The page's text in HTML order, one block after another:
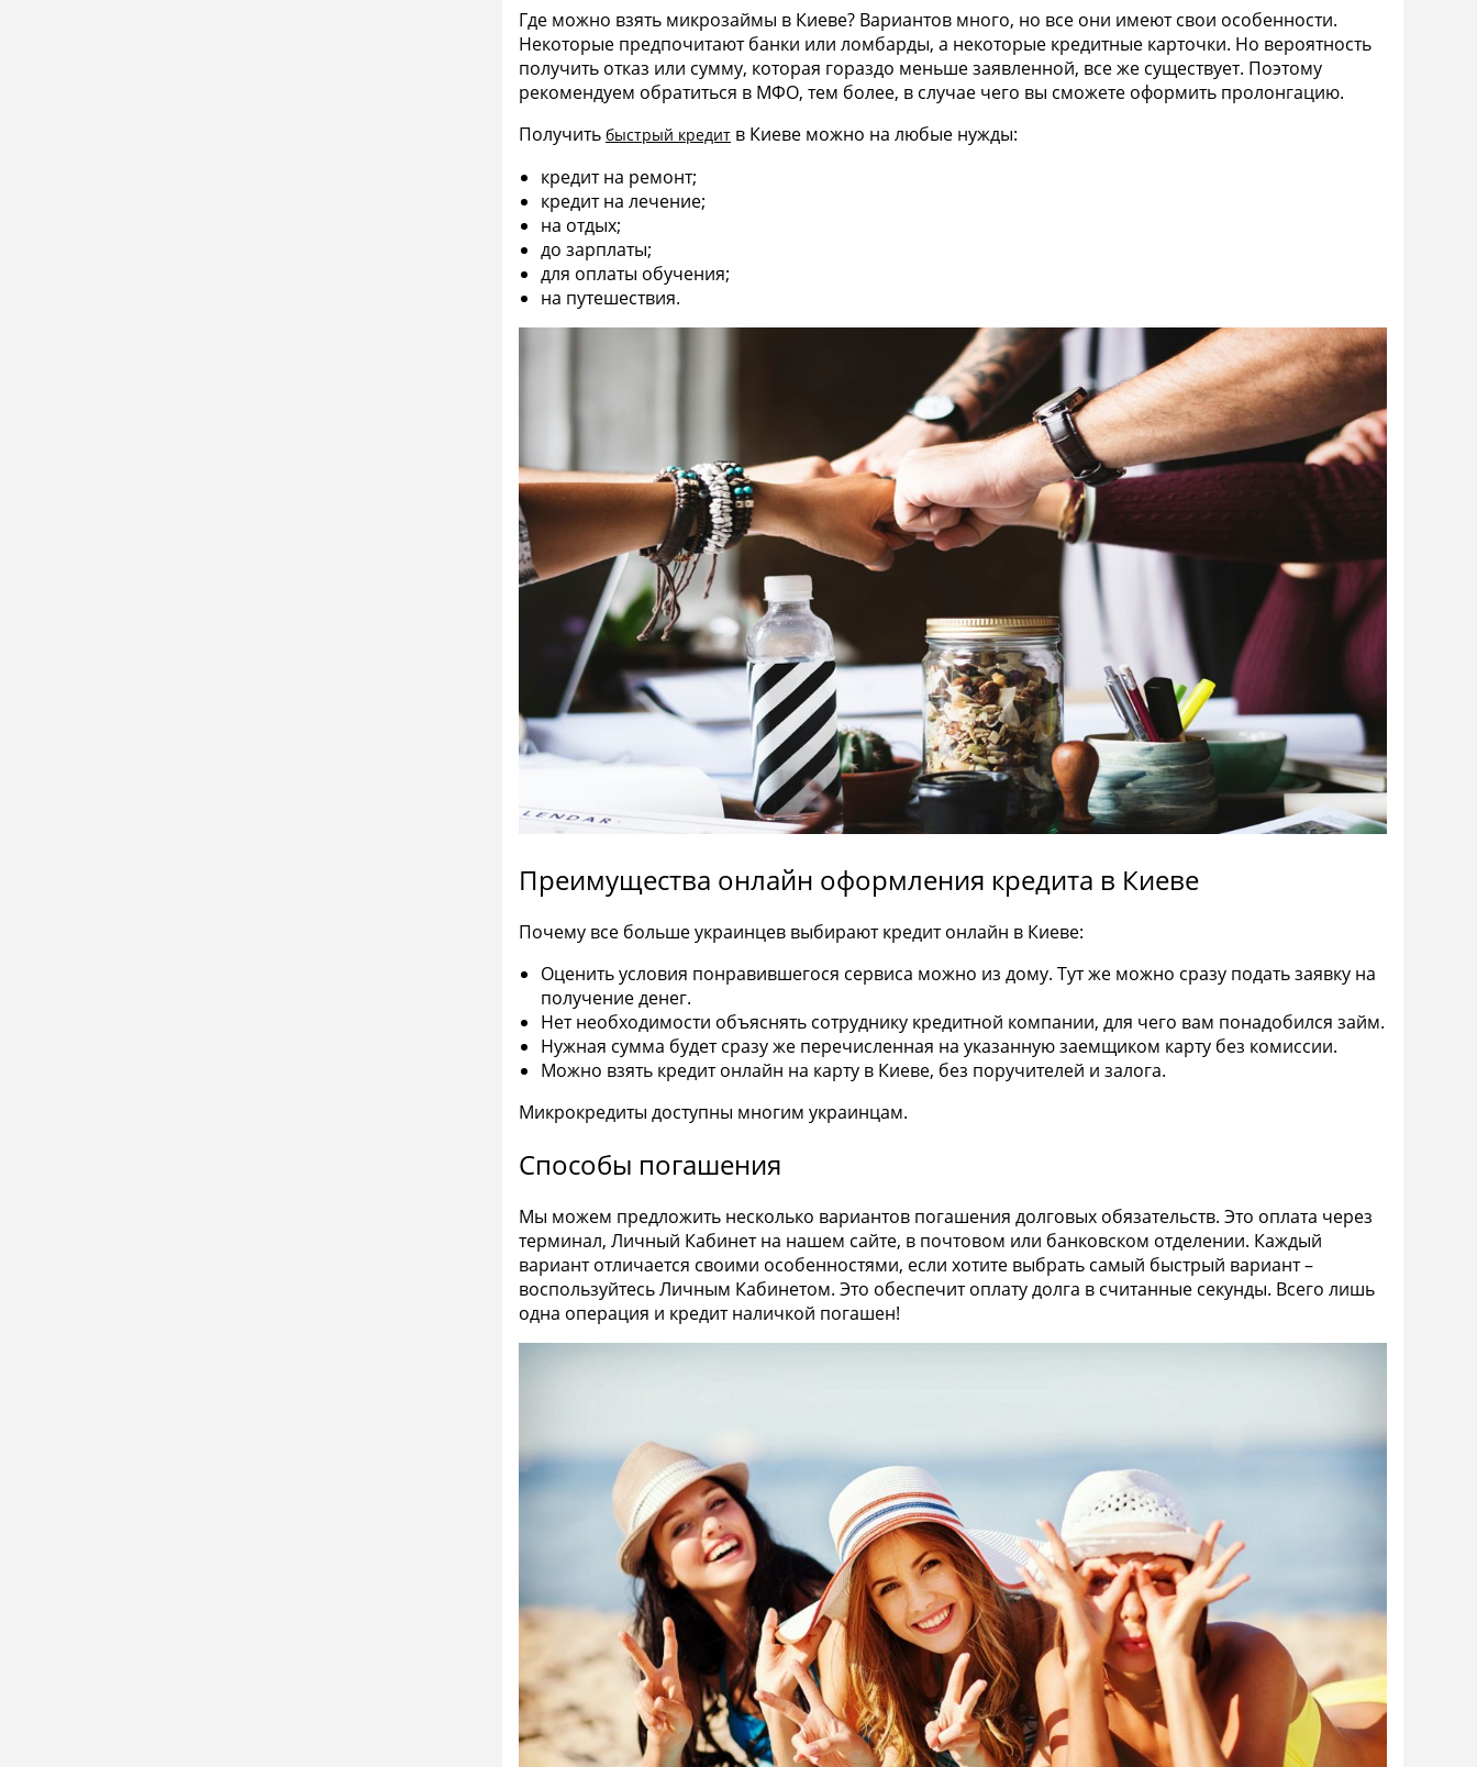
Где можно взять микрозаймы в Киеве? Вариантов много, но все они имеют свои особенности.
Некоторые предпочитают банки или ломбарды, а некоторые кредитные карточки. Но вероятность
получить отказ или сумму, которая гораздо меньше заявленной, все же существует. Поэтому
рекомендуем обратиться в МФО, тем более, в случае чего вы сможете оформить пролонгацию.
Получить быстрый кредит в Киеве можно на любые нужды:
кредит на ремонт;
кредит на лечение;
на отдых;
до зарплаты;
для оплаты обучения;
на путешествия.
Преимущества онлайн оформления кредита в Киеве
Почему все больше украинцев выбирают кредит онлайн в Киеве:
Оценить условия понравившегося сервиса можно из дому. Тут же можно сразу подать заявку на
получение денег.
Нет необходимости объяснять сотруднику кредитной компании, для чего вам понадобился займ.
Нужная сумма будет сразу же перечисленная на указанную заемщиком карту без комиссии.
Можно взять кредит онлайн на карту в Киеве, без поручителей и залога.
Микрокредиты доступны многим украинцам.
Способы погашения
Мы можем предложить несколько вариантов погашения долговых обязательств. Это оплата через
терминал, Личный Кабинет на нашем сайте, в почтовом или банковском отделении. Каждый
вариант отличается своими особенностями, если хотите выбрать самый быстрый вариант –
воспользуйтесь Личным Кабинетом. Это обеспечит оплату долга в считанные секунды. Всего лишь
одна операция и кредит наличкой погашен!